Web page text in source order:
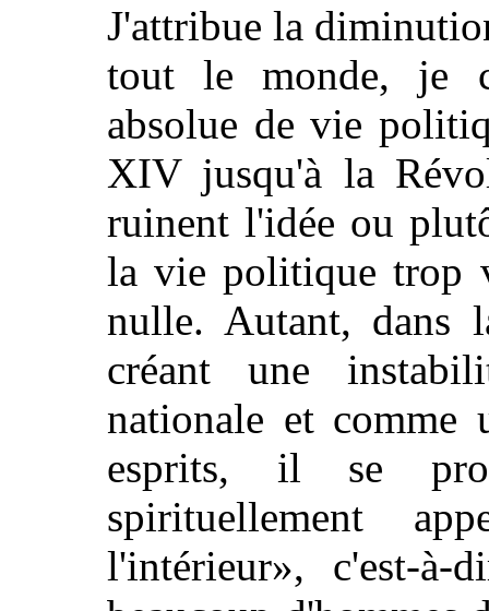
J'attribue la
tout le monde, je
absolue de vie
XIV jusqu'à la
ruinent l'idée ou
la vie politique trop
nulle. Autant, dans
créant une
nationale et comme
esprits, il se
spirituellement
l'intérieur», c'est-à-